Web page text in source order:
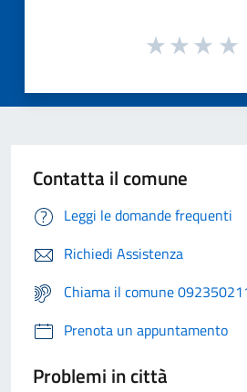
Contatta il comune
Leggi le domande frequenti
Richiedi Assistenza
Chiama il comune
Prenota un appuntamento
Problemi in città